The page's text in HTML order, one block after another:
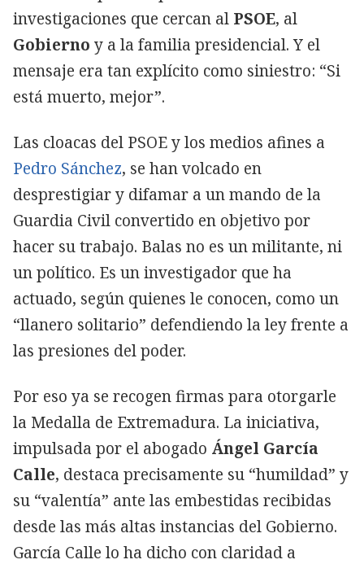
investigaciones que cercan al PSOE, al
Gobierno y a la familia presidencial. Y el
mensaje era tan explícito como siniestro: “Si
está muerto, mejor”.
Las cloacas del PSOE y los medios afines a
Pedro Sánchez, se han volcado en
desprestigiar y difamar a un mando de la
Guardia Civil convertido en objetivo por
hacer su trabajo. Balas no es un militante, ni
un político. Es un investigador que ha
actuado, según quienes le conocen, como un
“llanero solitario” defendiendo la ley frente a
las presiones del poder.
Por eso ya se recogen firmas para otorgarle
la Medalla de Extremadura. La iniciativa,
impulsada por el abogado Ángel García
Calle, destaca precisamente su “humildad” y
su “valentía” ante las embestidas recibidas
desde las más altas instancias del Gobierno.
García Calle lo ha dicho con claridad a